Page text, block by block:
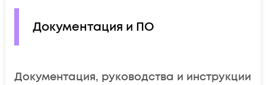
Документация и ПО
Документация, руководства и инструкции